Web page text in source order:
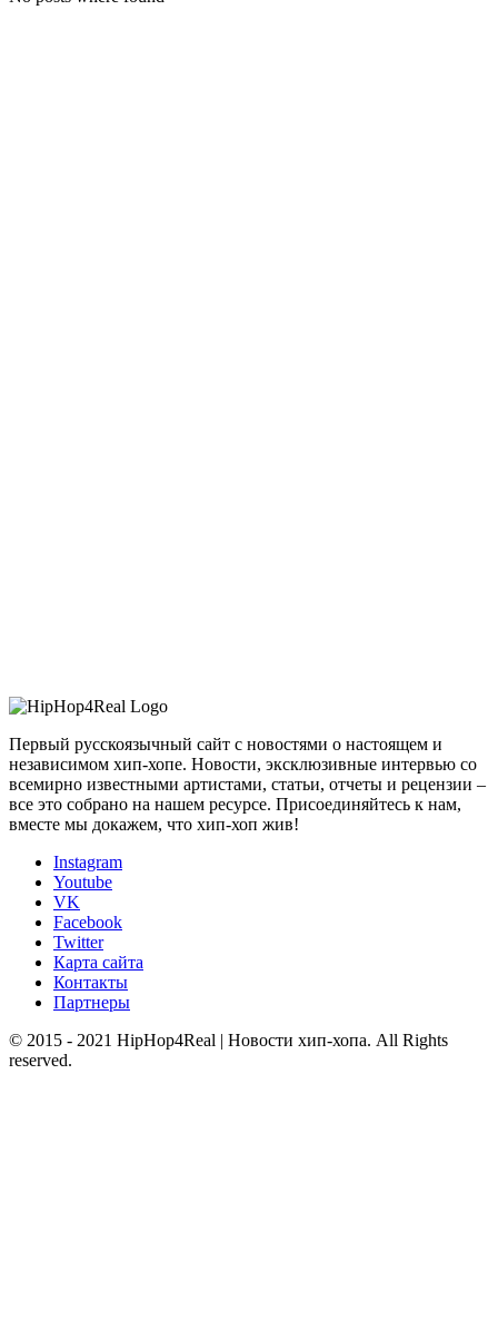
Первый русскоязычный сайт с новостями о настоящем и
независимом хип-хопе. Новости, эксклюзивные интервью со
всемирно известными артистами, статьи, отчеты и рецензии –
все это собрано на нашем ресурсе. Присоединяйтесь к нам,
вместе мы докажем, что хип-хоп жив!
Instagram
Youtube
VK
Facebook
Twitter
Карта сайта
Контакты
Партнеры
© 2015 - 2021 HipHop4Real | Новости хип-хопа. All Rights
reserved.